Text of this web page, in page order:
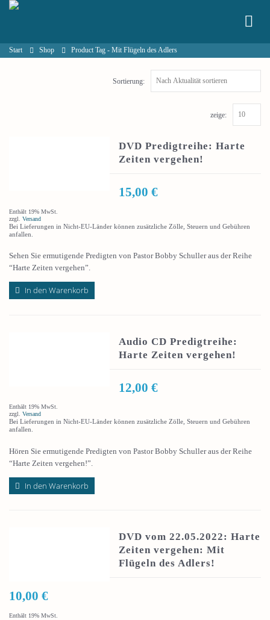
Start Shop Product Tag - Mit Flügeln des Adlers
Sortierung:
zeige:
DVD Predigtreihe: Harte
Zeiten vergehen!
15,00€
Enthält 19% MwSt.
zzgl. Versand
Bei Lieferungen in Nicht-EU-Länder können zusätzliche Zölle, Steuern und Gebühren
anfallen.
Sehen Sie ermutigende Predigten von Pastor Bobby Schuller aus der Reihe
“Harte Zeiten vergehen”.
In den Warenkorb
Audio CD Predigtreihe:
Harte Zeiten vergehen!
12,00€
Enthält 19% MwSt.
zzgl. Versand
Bei Lieferungen in Nicht-EU-Länder können zusätzliche Zölle, Steuern und Gebühren
anfallen.
Hören Sie ermutigende Predigten von Pastor Bobby Schuller aus der Reihe
“Harte Zeiten vergehen!”.
In den Warenkorb
DVD vom 22.05.2022: Harte
Zeiten vergehen: Mit
Flügeln des Adlers!
10,00 €
Enthält 19% MwSt.